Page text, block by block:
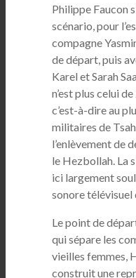
Philippe Faucon
scénario, pour
compagne
de départ, puis
Karel et Sarah
n’est plus celui
c’est-à-dire au
militaires de
l’enlèvement de
le Hezbollah. La
ici largement
sonore télévisuel
Le point de
qui sépare les
vieilles femmes,
construit une